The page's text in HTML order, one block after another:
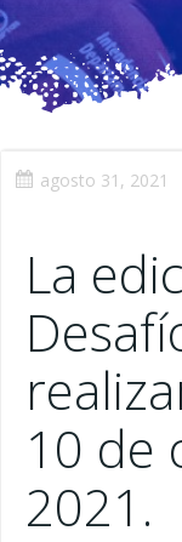
agosto 31, 2021
La
10 de
2021.